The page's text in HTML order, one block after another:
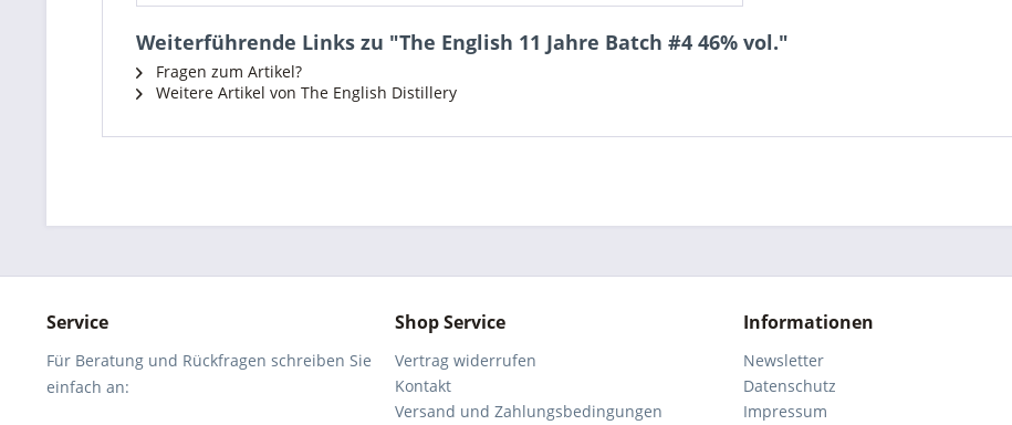
Weiterführende Links zu "The English 11 Jahre Batch #4 46% vol."
Fragen zum Artikel?
Weitere Artikel von The English Distillery
Service
Für Beratung und Rückfragen schreiben Sie
einfach an:
Shop Service
Vertrag widerrufen
Kontakt
Versand und Zahlungsbedingungen
Informationen
Newsletter
Datenschutz
Impressum